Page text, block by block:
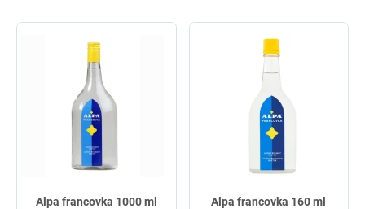
Alpa francovka 1000 ml Alpa francovka 160 ml